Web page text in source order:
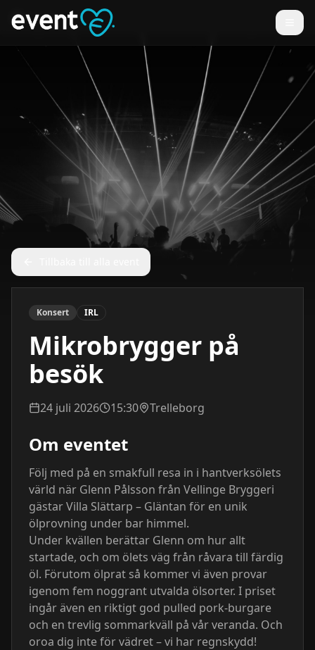
Konsert IRL
Mikrobrygger på
besök
24 juli 2026 15:30 Trelleborg
Om eventet
Följ med på en smakfull resa in i hantverksölets
värld när Glenn Pålsson från Vellinge Bryggeri
gästar Villa Slättarp – Gläntan för en unik
ölprovning under bar himmel.
Under kvällen berättar Glenn om hur allt
startade, och om ölets väg från råvara till färdig
öl. Förutom ölprat så kommer vi även provar
igenom fem noggrant utvalda ölsorter. I priset
ingår även en riktigt god pulled pork-burgare
och en trevlig sommarkväll på vår veranda. Och
oroa dig inte för vädret – vi har regnskydd!